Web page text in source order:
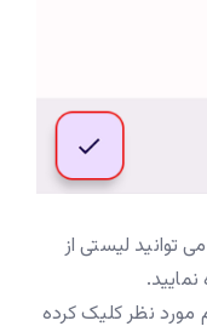
توانید لیستی از
مورد نظر کلیک کرده